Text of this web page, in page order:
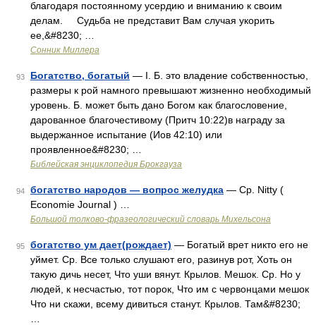
благодаря постоянному усердию и вниманию к своим
делам. Судьба не представит Вам случая укорить
ее,&#8230; …
Сонник Миллера
93 Богатство, богатый — I. Б. это владение собственностью,
размеры к рой намного превышают жизненно необходимый
уровень. Б. может быть дано Богом как благословение,
дарованное благочестивому (Притч 10:22)в награду за
выдержанное испытание (Иов 42:10) или
проявленное&#8230; …
Библейская энциклопедия Брокгауза
94 богатство народов — вопрос желудка — Ср. Nitty (
Economie Journal ) …
Большой толково-фразеологический словарь Михельсона
95 богатство ум дает(рождает) — Богатый врет никто его не
уймет. Ср. Все только слушают его, разинув рот, Хоть он
такую дичь несет, Что уши вянут. Крылов. Мешок. Ср. Но у
людей, к несчастью, тот порок, Что им с червонцами мешок
Что ни скажи, всему дивиться станут. Крылов. Там&#8230;